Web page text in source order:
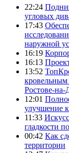
22:24
угловых
17:43
наружной
16:19
16:13
13:52
Ростове-на-
12:01
улучшение
11:33
гладкости
00:42 Как
территории